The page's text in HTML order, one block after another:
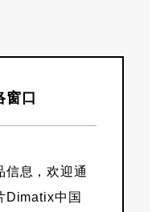
窗口
信息，欢迎通
Dimatix中国